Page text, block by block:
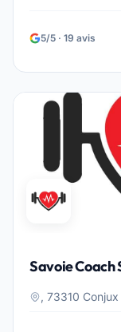
5/5 · 19 avis
Savoie
, 73310 Conjux